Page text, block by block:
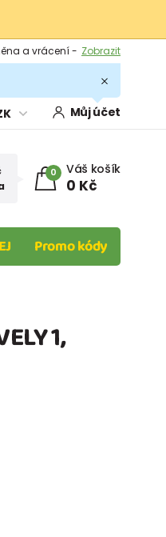
a vrácení - Zobrazit
Podmínky
Můj účet
0 Váš košík
0 Kč
Promo kódy
1,